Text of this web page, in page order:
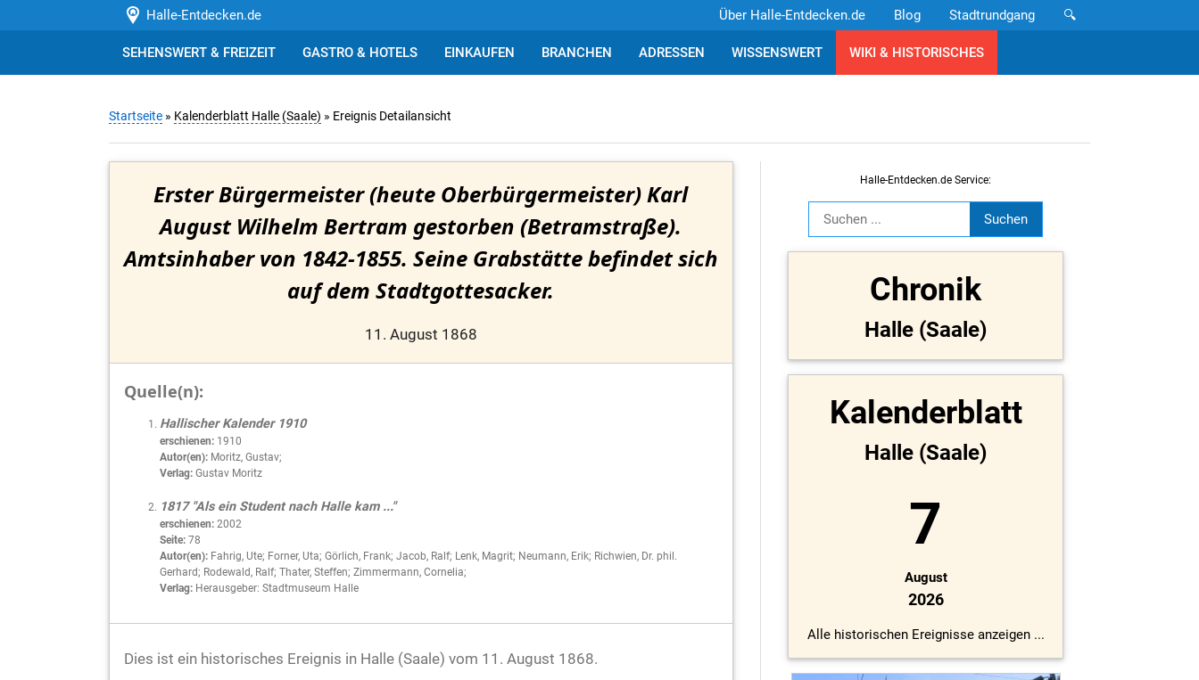
Halle-Entdecken.de 🔍
Stadtrundgang
Blog
Über Halle-Entdecken.de
SEHENSWERT & FREIZEIT GASTRO & HOTELS EINKAUFEN BRANCHEN ADRESSEN WISSENSWERT WIKI & HISTORISCHES
Startseite » Kalenderblatt Halle (Saale) » Ereignis Detailansicht
Erster Bürgermeister (heute Oberbürgermeister) Karl
August Wilhelm Bertram gestorben (Betramstraße).
Amtsinhaber von 1842-1855. Seine Grabstätte befindet sich
auf dem Stadtgottesacker.
11. August 1868
Quelle(n):
Hallischer Kalender 1910
erschienen: 1910
Autor(en): Moritz, Gustav;
Verlag: Gustav Moritz
1817 "Als ein Student nach Halle kam ..."
erschienen: 2002
Seite: 78
Autor(en): Fahrig, Ute; Forner, Uta; Görlich, Frank; Jacob, Ralf; Lenk, Magrit; Neumann, Erik; Richwien, Dr. phil.
Gerhard; Rodewald, Ralf; Thater, Steffen; Zimmermann, Cornelia;
Verlag: Herausgeber: Stadtmuseum Halle
Dies ist ein historisches Ereignis in Halle (Saale) vom 11. August 1868.
Halle-Entdecken.de Service:
Chronik
Halle (Saale)
Kalenderblatt
Halle (Saale)
7
August
2026
Alle historischen Ereignisse anzeigen ...